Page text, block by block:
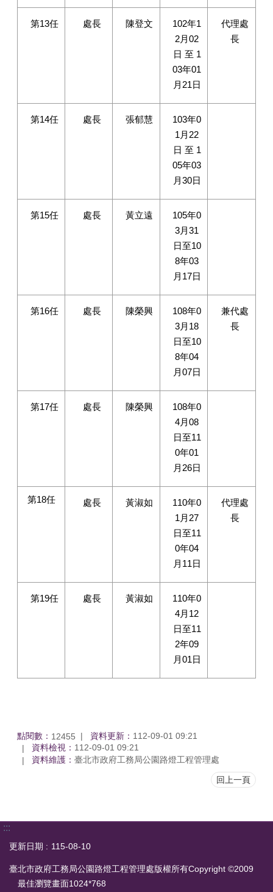
第13任 處長 陳登文
102年1
2月02
日 至 1
03年01
月21日
代理處
長
第14任 處長 張郁慧
103年0
1月22
日 至 1
05年03
月30日
第15任 處長 黃立遠
105年0
3月31
日至10
8年03
月17日
第16任 處長 陳榮興
108年0
3月18
日至10
8年04
月07日
兼代處
長
第17任 處長 陳榮興
108年0
4月08
日至11
0年01
月26日
第18任 處長 黃淑如
110年0
1月27
日至11
0年04
月11日
代理處
長
第19任 處長 黃淑如
110年0
4月12
日至11
2年09
月01日
點閱數： 12455 資料更新： 112-09-01 09:21
資料檢視： 112-09-01 09:21
資料維護： 臺北市政府工務局公園路燈工程管理處
回上一頁
:::
更新日期 115-08-10
臺北市政府工務局公園路燈工程管理處版權所有Copyright ©2009
最佳瀏覽畫面1024*768